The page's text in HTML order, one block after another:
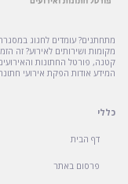
מתחתנים? עומדים לחגוג
מקומות ושירותים לאירוע? זה
קטנה, פורטל החתונות
המידע אודות הפקת אירועי
כללי
דף הבית
פרסום באתר